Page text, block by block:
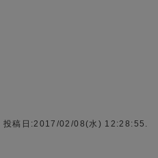
投稿日:2017/02/08(水) 12:28:55.